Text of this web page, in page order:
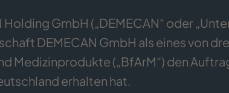
Holding GmbH („DEMECAN“ oder
DEMECAN GmbH als eines von
Medizinprodukte („BfArM“) den
erhalten hat.